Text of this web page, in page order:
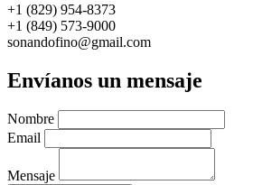
+1 (829) 954-8373
+1 (849) 573-9000
sonandofino@gmail.com
Envíanos un mensaje
Nombre
Email
Mensaje